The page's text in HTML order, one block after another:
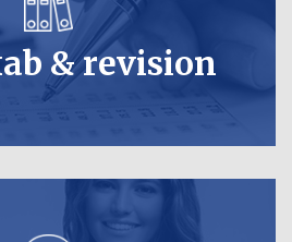
& revision